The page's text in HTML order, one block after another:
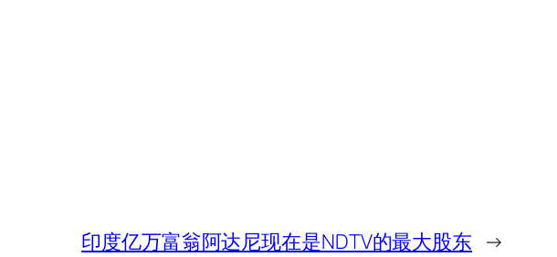
印度亿万富翁阿达尼现在是NDTV的最大股东 →